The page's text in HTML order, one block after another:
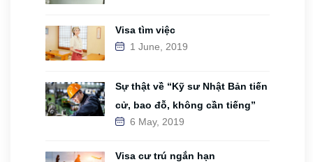
Visa tìm việc
1 June, 2019
Sự thật về “Kỹ sư Nhật Bản tiến
cử, bao đỗ, không cần tiếng”
6 May, 2019
Visa cư trú ngắn hạn